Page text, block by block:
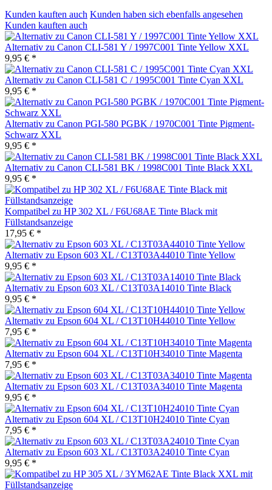
Kunden kauften auch Kunden haben sich ebenfalls angesehen
Kunden kauften auch
Alternativ zu Canon CLI-581 Y / 1997C001 Tinte Yellow XXL
9,95 € *
Alternativ zu Canon CLI-581 C / 1995C001 Tinte Cyan XXL
9,95 € *
Alternativ zu Canon PGI-580 PGBK / 1970C001 Tinte Pigment-
Schwarz XXL
9,95 € *
Alternativ zu Canon CLI-581 BK / 1998C001 Tinte Black XXL
9,95 € *
Kompatibel zu HP 302 XL / F6U68AE Tinte Black mit
Füllstandsanzeige
17,95 € *
Alternativ zu Epson 603 XL / C13T03A44010 Tinte Yellow
9,95 € *
Alternativ zu Epson 603 XL / C13T03A14010 Tinte Black
9,95 € *
Alternativ zu Epson 604 XL / C13T10H44010 Tinte Yellow
7,95 € *
Alternativ zu Epson 604 XL / C13T10H34010 Tinte Magenta
7,95 € *
Alternativ zu Epson 603 XL / C13T03A34010 Tinte Magenta
9,95 € *
Alternativ zu Epson 604 XL / C13T10H24010 Tinte Cyan
7,95 € *
Alternativ zu Epson 603 XL / C13T03A24010 Tinte Cyan
9,95 € *